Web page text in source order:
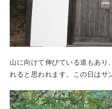
山に向けて伸びている道もあり
れると思われます。この日はサ